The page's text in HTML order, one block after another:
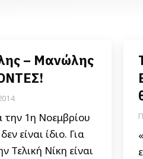
– Μανώλης
την 1η Νοεμβρίου
είναι ίδιο. Για
Τελική Νίκη είναι